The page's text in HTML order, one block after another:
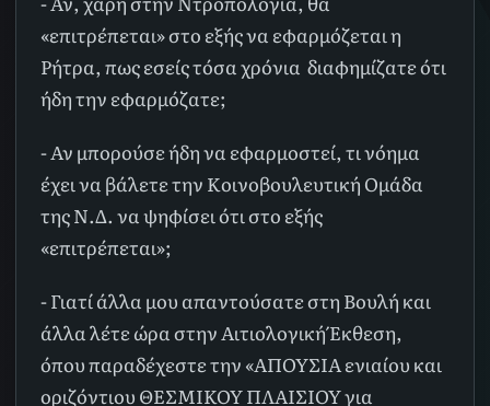
«επιτρέπεται» στο εξής να εφαρμόζεται η
Ρήτρα, πως εσείς τόσα χρόνια διαφημίζατε ότι
ήδη την εφαρμόζατε;
- Αν μπορούσε ήδη να εφαρμοστεί, τι νόημα
έχει να βάλετε την Κοινοβουλευτική Ομάδα
της Ν.Δ. να ψηφίσει ότι στο εξής
«επιτρέπεται»;
- Γιατί άλλα μου απαντούσατε στη Βουλή και
άλλα λέτε ώρα στην Αιτιολογική Έκθεση,
όπου παραδέχεστε την «ΑΠΟΥΣΙΑ ενιαίου και
οριζόντιου ΘΕΣΜΙΚΟΥ ΠΛΑΙΣΙΟΥ για